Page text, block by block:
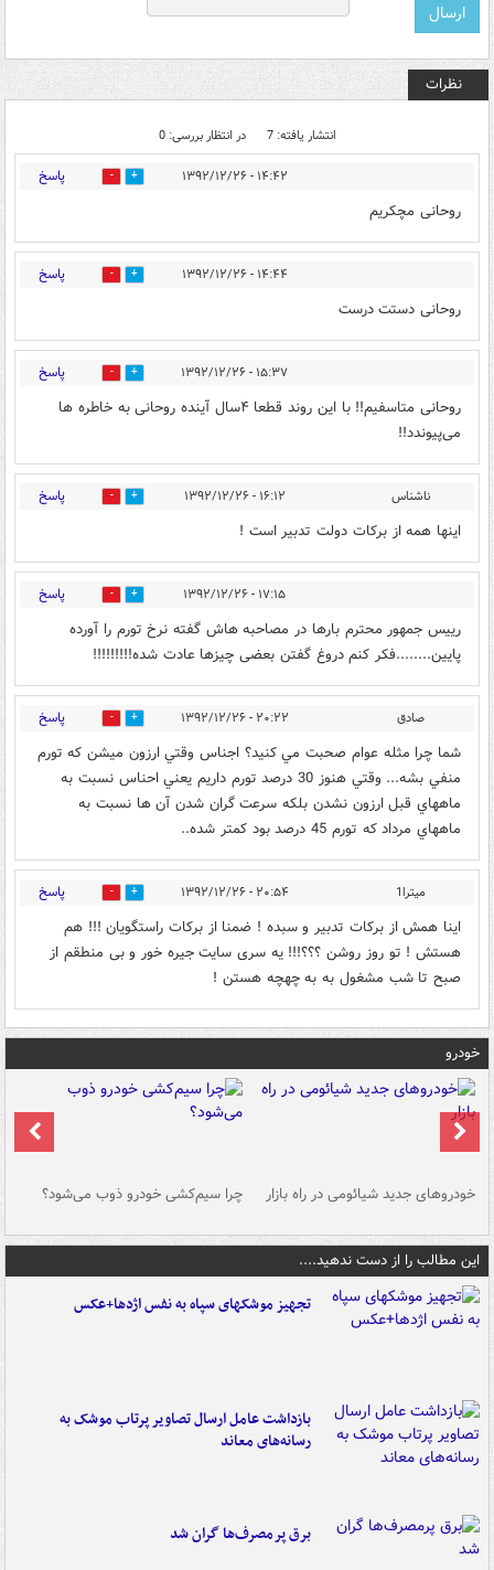
نظرات
انتشار یافته: 7 در انتظار بررسی: 0
۱۴:۴۲ - ۱۳۹۲/۱۲/۲۶ 0 پاسخ
روحانی مچکریم
۱۴:۴۴ - ۱۳۹۲/۱۲/۲۶ 0 پاسخ
روحانی دستت درست
۱۵:۳۷ - ۱۳۹۲/۱۲/۲۶ 0 پاسخ
روحانی متاسفیم!! با این روند قطعا ۴سال آینده روحانی به خاطره ها
می‌پیوندد!!
ناشناس ۱۶:۱۲ - ۱۳۹۲/۱۲/۲۶ 0 پاسخ
اینها همه از برکات دولت تدبیر است !
۱۷:۱۵ - ۱۳۹۲/۱۲/۲۶ 0 پاسخ
رییس جمهور محترم بارها در مصاحبه هاش گفته نرخ تورم را آورده
پایین........فکر کنم دروغ گفتن بعضی چیزها عادت شده!!!!!!!!!
صادق ۲۰:۲۲ - ۱۳۹۲/۱۲/۲۶ 0 پاسخ
شما چرا مثله عوام صحبت مي كنيد؟ اجناس وقتي ارزون ميشن كه تورم
منفي بشه... وقتي هنوز 30 درصد تورم داريم يعني احناس نسبت به
ماههاي قبل ارزون نشدن بلكه سرعت گران شدن آن ها نسبت به
ماههاي مرداد كه تورم 45 درصد بود كمتر شده..
میترا1 ۲۰:۵۴ - ۱۳۹۲/۱۲/۲۶ 0 پاسخ
اینا همش از برکات تدبیر و سبده ! ضمنا از برکات راستگویان !!! هم
هستش ! تو روز روشن ؟؟؟!!! یه سری سایت جیره خور و بی منطقم از
صبح تا شب مشغول به به چهچه هستن !
خودرو
خودروهای جدید شیائومی در راه بازار چرا سیم‌کشی خودرو ذوب می‌شود؟
این مطالب را از دست ندهید....
تجهیز موشکهای سپاه به نفس اژدها+عکس
بازداشت عامل ارسال تصاویر پرتاب موشک به
رسانه‌های معاند
برق پرمصرف‌ها گران شد